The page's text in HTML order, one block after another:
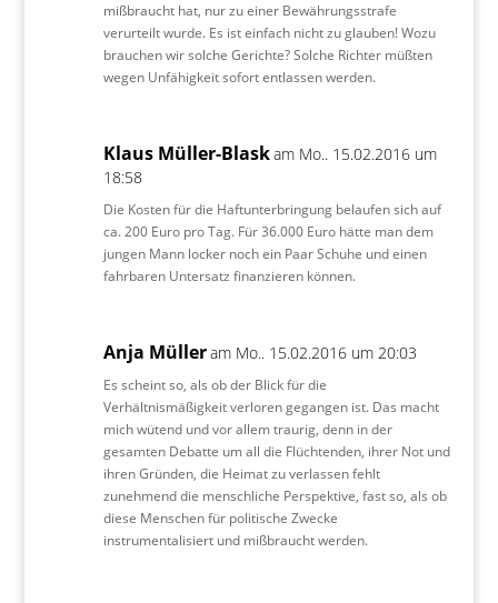
mißbraucht hat, nur zu einer Bewährungsstrafe
verurteilt wurde. Es ist einfach nicht zu glauben! Wozu
brauchen wir solche Gerichte? Solche Richter müßten
wegen Unfähigkeit sofort entlassen werden.
Klaus Müller-Blaskam Mo.. 15.02.2016 um
18:58
Die Kosten für die Haftunterbringung belaufen sich auf
ca. 200 Euro pro Tag. Für 36.000 Euro hätte man dem
jungen Mann locker noch ein Paar Schuhe und einen
fahrbaren Untersatz finanzieren können.
Anja Mülleram Mo.. 15.02.2016 um 20:03
Es scheint so, als ob der Blick für die
Verhältnismäßigkeit verloren gegangen ist. Das macht
mich wütend und vor allem traurig, denn in der
gesamten Debatte um all die Flüchtenden, ihrer Not und
ihren Gründen, die Heimat zu verlassen fehlt
zunehmend die menschliche Perspektive, fast so, als ob
diese Menschen für politische Zwecke
instrumentalisiert und mißbraucht werden.